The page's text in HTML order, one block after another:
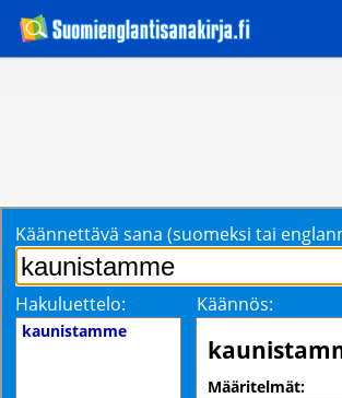
Käännettävä sana (suomeksi tai
Hakuluettelo: Käännös:
kaunistamme
Määritelmät: